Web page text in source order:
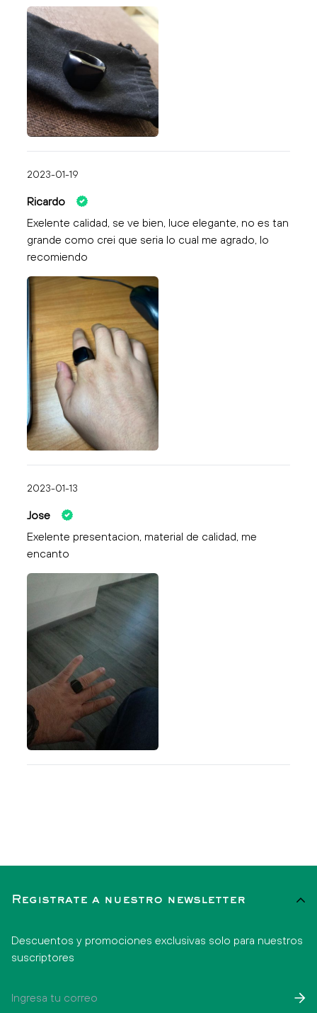
2023-01-19
Ricardo
Exelente calidad, se ve bien, luce elegante, no es tan
grande como crei que seria lo cual me agrado, lo
recomiendo
2023-01-13
Jose
Exelente presentacion, material de calidad, me
encanto
Registrate a nuestro newsletter
Descuentos y promociones exclusivas solo para nuestros
suscriptores